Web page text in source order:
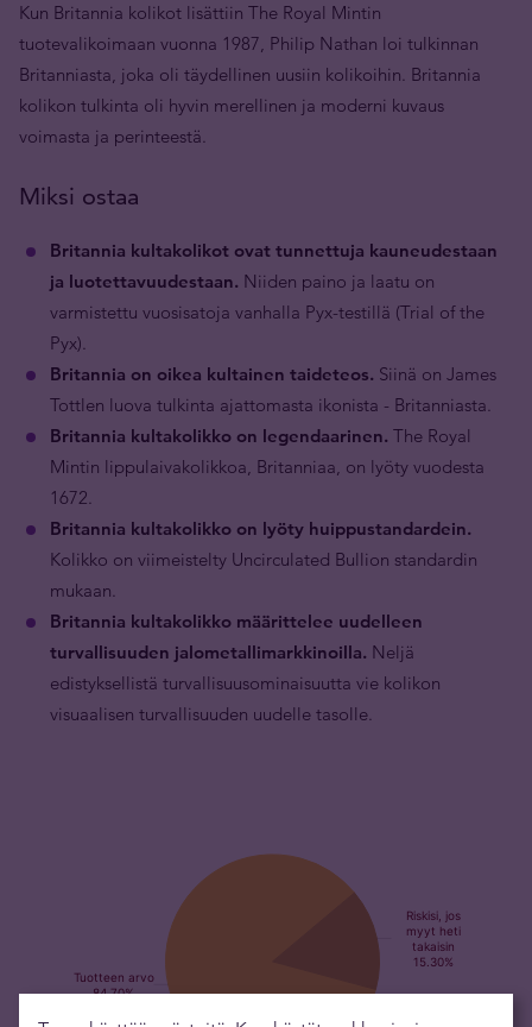
Kun Britannia kolikot lisättiin The Royal Mintin
tuotevalikoimaan vuonna 1987, Philip Nathan loi tulkinnan
Britanniasta, joka oli täydellinen uusiin kolikoihin. Britannia
kolikon tulkinta oli hyvin merellinen ja moderni kuvaus
voimasta ja perinteestä.
Miksi ostaa
Britannia kultakolikot ovat tunnettuja kauneudestaan
ja luotettavuudestaan. Niiden paino ja laatu on
varmistettu vuosisatoja vanhalla Pyx-testillä (Trial of the
Pyx).
Britannia on oikea kultainen taideteos. Siinä on James
Tottlen luova tulkinta ajattomasta ikonista - Britanniasta.
Britannia kultakolikko on legendaarinen. The Royal
Mintin lippulaivakolikkoa, Britanniaa, on lyöty vuodesta
1672.
Britannia kultakolikko on lyöty huippustandardein.
Kolikko on viimeistelty Uncirculated Bullion standardin
mukaan.
Britannia kultakolikko määrittelee uudelleen
turvallisuuden jalometallimarkkinoilla. Neljä
edistyksellistä turvallisuusominaisuutta vie kolikon
visuaalisen turvallisuuden uudelle tasolle.